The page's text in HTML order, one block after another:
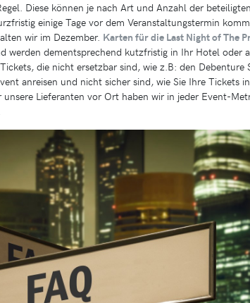
Diese können je nach Art und Anzahl der
einige Tage vor dem Veranstaltungstermin
wir im Dezember. Karten für die Last Night of The
werden dementsprechend kutzfristig in Ihr Hotel oder
die nicht ersetzbar sind, wie z.B: den Debenture
anreisen und nicht sicher sind, wie Sie Ihre Tickets
Lieferanten vor Ort haben wir in jeder Event-